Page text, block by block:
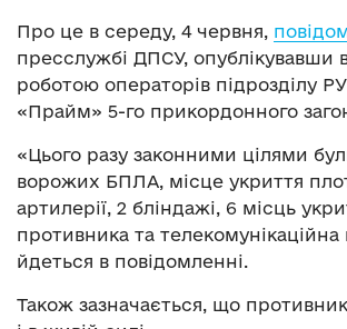
Про це в середу, 4 червня,
пресслужбі ДПСУ, опублікувавши
роботою операторів підрозділу
«Прайм» 5-го прикордонного
«Цього разу законними цілями
ворожих БПЛА, місце укриття
артилерії, 2 бліндажі, 6 місць
противника та
йдеться в повідомленні.
Також зазначається, що